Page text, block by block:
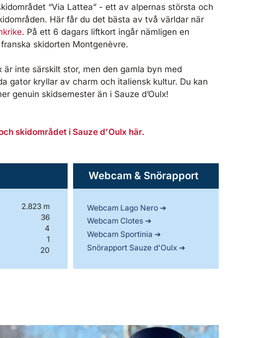
“Via Lattea” - ett av alpernas största och
Här får du det bästa av två världar när
. På ett 6 dagars liftkort ingår nämligen en
skidorten Montgenèvre.
är inte särskilt stor, men den gamla byn med
gator kryllar av charm och italiensk kultur. Du kan
genuin skidsemester än i Sauze d’Oulx!
skidområdet i Sauze d'Oulx här.
2.823 m
36
4
1
20
Webcam & Snörapport
Webcam Lago Nero
Webcam Clotes
Webcam Sportinia
Snörapport Sauze d'Oulx